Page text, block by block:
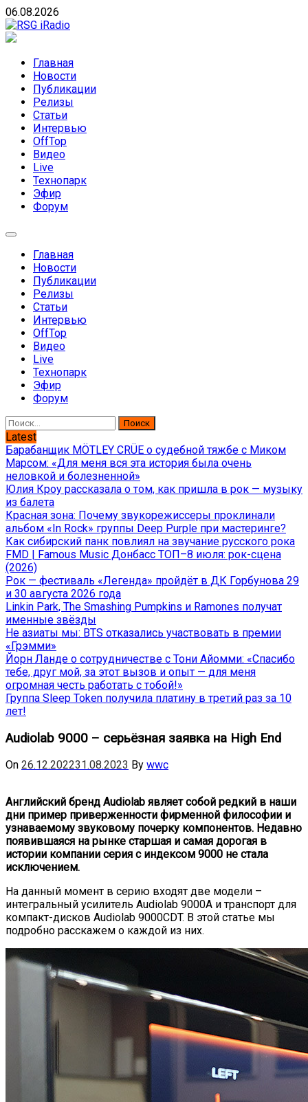
Skip
to
content
06.08.2026
направлений без возрастных ограничений
Главная
Новости
Публикации
Релизы
Статьи
Интервью
OffTop
Видео
Live
Технопарк
Эфир
Форум
Главная
Новости
Публикации
Релизы
Статьи
Интервью
OffTop
Видео
Live
Технопарк
Эфир
Форум
Найти:
Latest
Барабанщик MÖTLEY CRÜE о судебной тяжбе с Миком
Марсом: «Для меня вся эта история была очень
неловкой и болезненной»
Юлия Кроу рассказала о том, как пришла в рок — музыку
из балета
Красная зона: Почему звукорежиссеры проклинали
альбом «In Rock» группы Deep Purple при мастеринге?
Как сибирский панк повлиял на звучание русского рока
FMD | Famous Music Донбасс ТОП–8 июля: рок-сцена
(2026)
Рок — фестиваль «Легенда» пройдёт в ДК Горбунова 29
и 30 августа 2026 года
Linkin Park, The Smashing Pumpkins и Ramones получат
именные звёзды
Не азиаты мы: BTS отказались участвовать в премии
«Грэмми»
Йорн Ланде о сотрудничестве с Тони Айомми: «Спасибо
тебе, друг мой, за этот вызов и опыт — для меня
огромная честь работать с тобой!»
Группа Sleep Token получила платину в третий раз за 10
лет!
Audiolab 9000 – серьёзная заявка на High End
On 26.12.202231.08.2023 By wwc
Английский бренд Audiolab являет собой редкий в наши
дни пример приверженности фирменной философии и
узнаваемому звуковому почерку компонентов. Недавно
появившаяся на рынке старшая и самая дорогая в
истории компании серия с индексом 9000 не стала
исключением.
На данный момент в серию входят две модели –
интегральный усилитель Audiolab 9000A и транспорт для
компакт-дисков Audiolab 9000CDT. В этой статье мы
подробно расскажем о каждой из них.